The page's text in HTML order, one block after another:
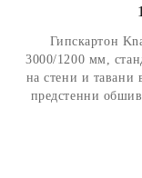
Гипскартон
3000/1200 мм,
на стени и тавани
предстенни